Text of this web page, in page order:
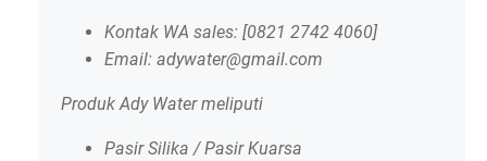
Kontak WA sales: [0821 2742 4060]
Email: adywater@gmail.com
Produk Ady Water meliputi
Pasir Silika / Pasir Kuarsa